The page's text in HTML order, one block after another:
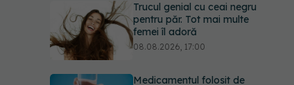
Trucul genial cu ceai negru
pentru păr. Tot mai multe
femei îl adoră
08.08.2026, 17:00
Medicamentul folosit de